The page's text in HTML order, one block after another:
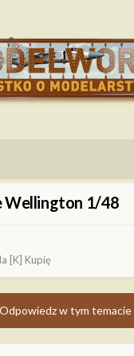
Wellington 1/48
[K] Kupię
Odpowiedz w tym temacie